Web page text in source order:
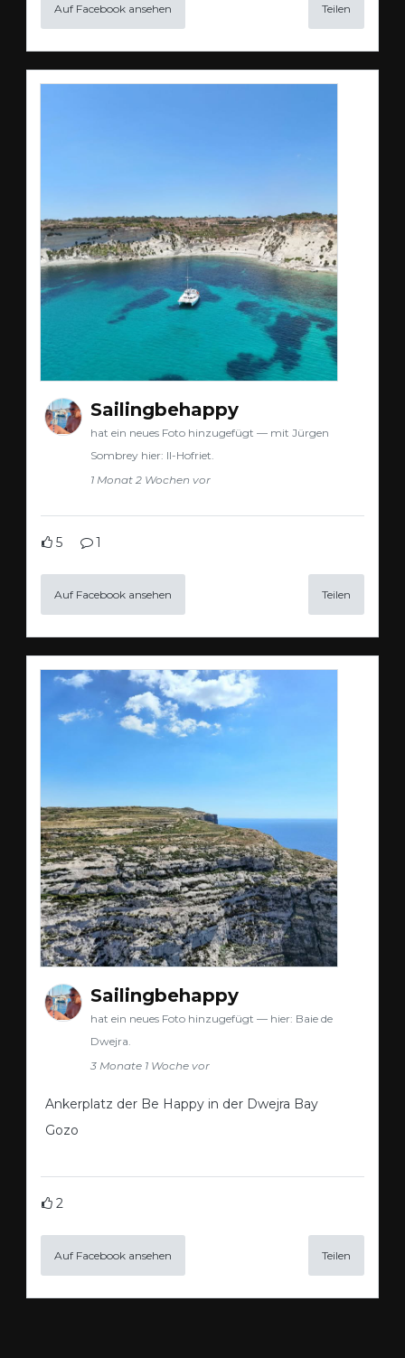
Auf Facebook ansehen Teilen
Sailingbehappy
hat ein neues Foto hinzugefügt — mit Jürgen
Sombrey hier: Il-Hofriet.
1 Monat 2 Wochen vor
5 1
Auf Facebook ansehen Teilen
Sailingbehappy
hat ein neues Foto hinzugefügt — hier: Baie de
Dwejra.
3 Monate 1 Woche vor
Ankerplatz der Be Happy in der Dwejra Bay
Gozo
2
Auf Facebook ansehen Teilen